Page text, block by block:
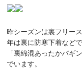
昨シーズンは裏フリー
年は裏に防寒下着など
「裏綿混あったかパギ
でいます。